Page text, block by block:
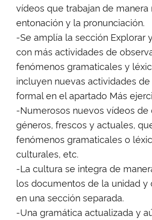
vídeos que trabajan de manera
entonación y la pronunciación.
-Se amplía la sección Explorar
con más actividades de
fenómenos gramaticales y
incluyen nuevas actividades
formal en el apartado Más
-Numerosos nuevos vídeos de
géneros, frescos y actuales,
fenómenos gramaticales o
culturales, etc.
-La cultura se integra de
los documentos de la unidad y
en una sección separada.
-Una gramática actualizada y